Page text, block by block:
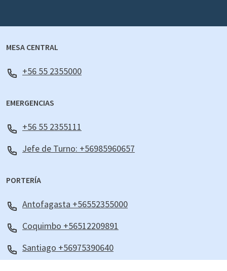
MESA CENTRAL
+56 55 2355000
EMERGENCIAS
+56 55 2355111
Jefe de Turno: +56985960657
PORTERÍA
Antofagasta +56552355000
Coquimbo +56512209891
Santiago +56975390640